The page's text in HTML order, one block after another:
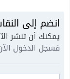
انضم إلى
يمكنك أن تنشر
فسجل الدخول